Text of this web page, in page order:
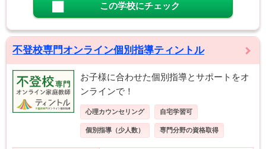
この学校にチェック
不登校専門オンライン個別指導ティントル
お子様に合わせた個別指導とサポートをオ
ンラインで！
心理カウンセリング 自宅学習可
個別指導（少人数） 専門分野の資格取得